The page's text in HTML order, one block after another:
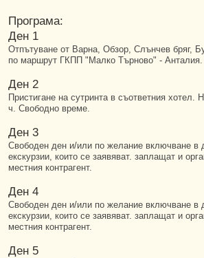
Програма:
Ден 1
Отпътуване от Варна, Обзор, Слънчев бряг,
по маршрут ГКПП "Малко Търново" -
Ден 2
Пристигане на сутринта в съответния хотел.
ч. Свободно време.
Ден 3
Свободен ден и/или по желание включване в
екскурзии, които се заявяват. заплащат и
местния контрагент.
Ден 4
Свободен ден и/или по желание включване в
екскурзии, които се заявяват. заплащат и
местния контрагент.
Ден 5